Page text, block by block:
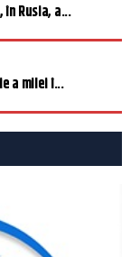
Rusia, a...
a milei î...